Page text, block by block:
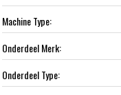
Machine Type:
Onderdeel Merk:
Onderdeel Type: